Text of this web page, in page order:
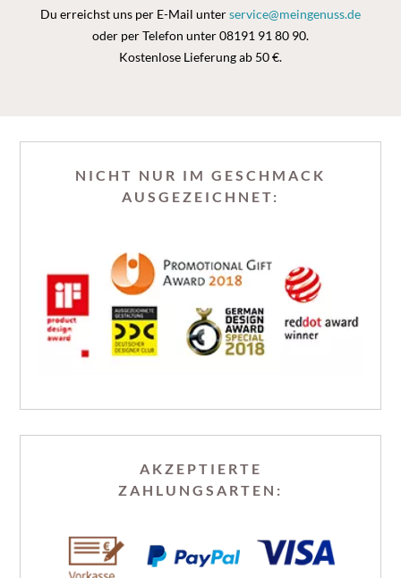
Du erreichst uns per E-Mail unterservice@meingenuss.de
oder per Telefon unter 08191 91 80 90.
Kostenlose Lieferung ab 50 €.
NICHT NUR IM GESCHMACK
AUSGEZEICHNET:
AKZEPTIERTE
ZAHLUNGSARTEN: